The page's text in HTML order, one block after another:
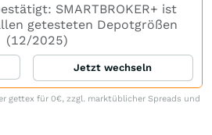
SMARTBROKER+ ist
getesteten Depotgrößen
(12/2025)
Jetzt wechseln
gettex für 0€, zzgl. marktüblicher Spreads und